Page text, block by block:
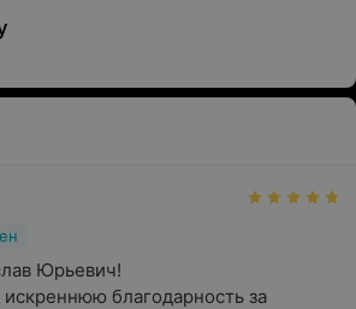
Юрьевич!
благодарность за